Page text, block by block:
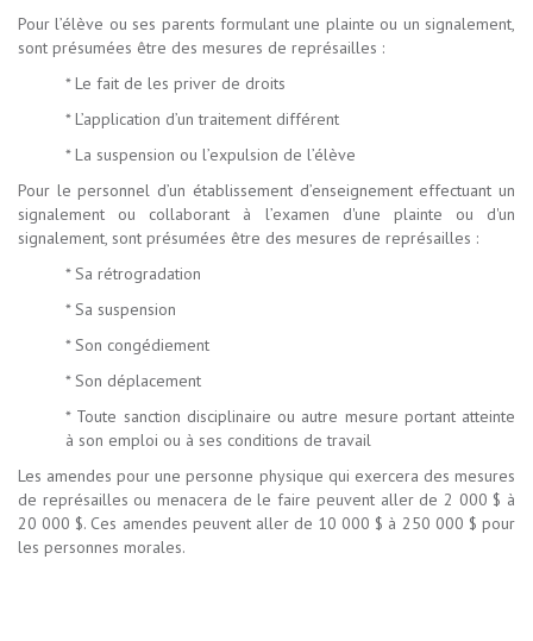
Pour l’élève ou ses parents formulant une plainte ou un signalement,
sont présumées être des mesures de représailles :
* Le fait de les priver de droits
* L’application d’un traitement différent
* La suspension ou l’expulsion de l’élève
Pour le personnel d’un établissement d’enseignement effectuant un
signalement ou collaborant à l’examen d'une plainte ou d'un
signalement, sont présumées être des mesures de représailles :
* Sa rétrogradation
* Sa suspension
* Son congédiement
* Son déplacement
* Toute sanction disciplinaire ou autre mesure portant atteinte
à son emploi ou à ses conditions de travail
Les amendes pour une personne physique qui exercera des mesures
de représailles ou menacera de le faire peuvent aller de 2 000 $ à
20 000 $. Ces amendes peuvent aller de 10 000 $ à 250 000 $ pour
les personnes morales.